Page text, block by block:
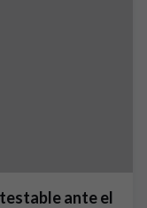
ante el